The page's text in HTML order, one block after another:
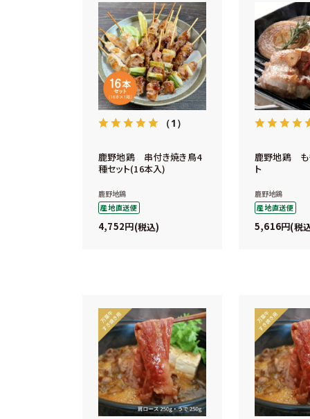
（1）
鹿野地鶏 串付き焼き鳥4
種セット(16本入)
鹿野地鶏
産地直送便
4,752 税込
鹿野地鶏 も
ト
鹿野地鶏
産地直送便
5,616 税